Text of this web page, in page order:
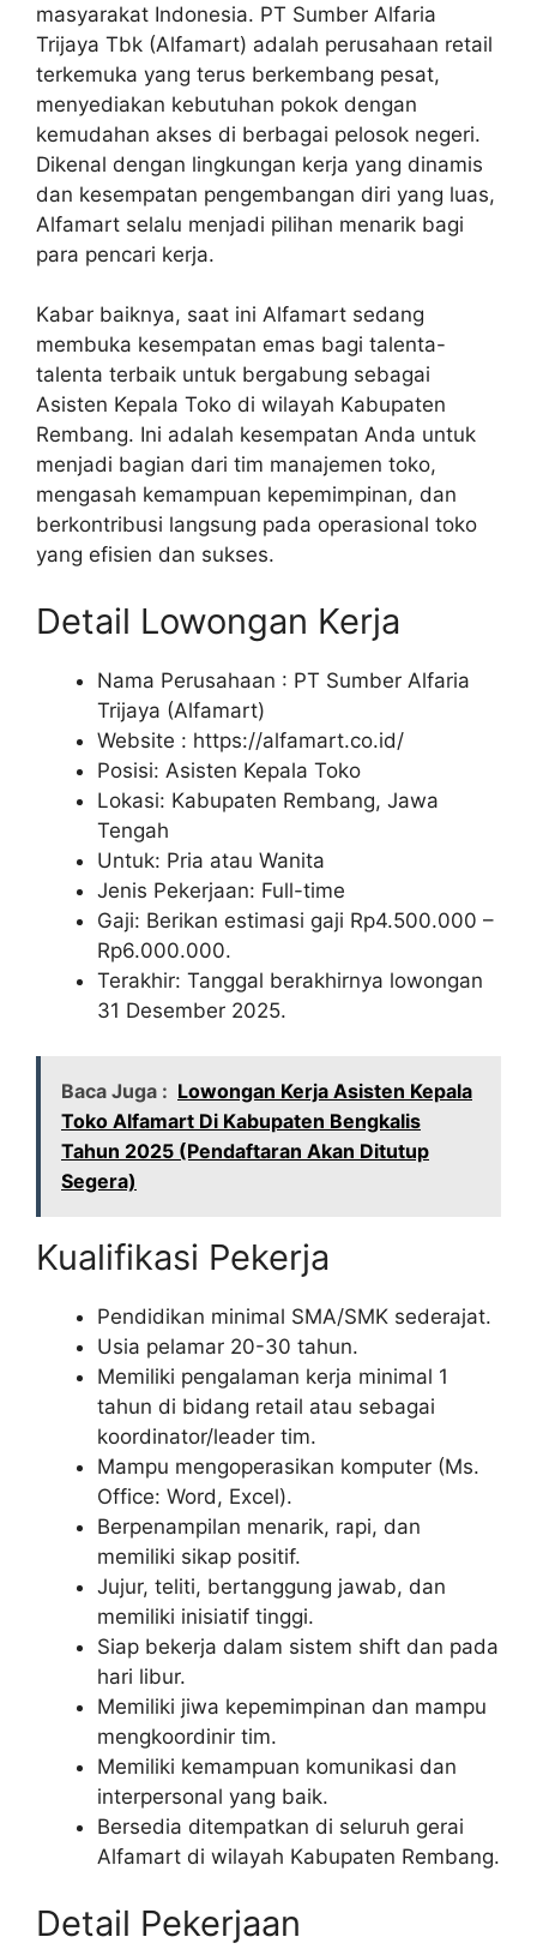
masyarakat Indonesia. PT Sumber Alfaria
Trijaya Tbk (Alfamart) adalah perusahaan retail
terkemuka yang terus berkembang pesat,
menyediakan kebutuhan pokok dengan
kemudahan akses di berbagai pelosok negeri.
Dikenal dengan lingkungan kerja yang dinamis
dan kesempatan pengembangan diri yang luas,
Alfamart selalu menjadi pilihan menarik bagi
para pencari kerja.
Kabar baiknya, saat ini Alfamart sedang
membuka kesempatan emas bagi talenta-
talenta terbaik untuk bergabung sebagai
Asisten Kepala Toko di wilayah Kabupaten
Rembang. Ini adalah kesempatan Anda untuk
menjadi bagian dari tim manajemen toko,
mengasah kemampuan kepemimpinan, dan
berkontribusi langsung pada operasional toko
yang efisien dan sukses.
Detail Lowongan Kerja
Nama Perusahaan : PT Sumber Alfaria
Trijaya (Alfamart)
Website : https://alfamart.co.id/
Posisi: Asisten Kepala Toko
Lokasi: Kabupaten Rembang, Jawa
Tengah
Untuk: Pria atau Wanita
Jenis Pekerjaan: Full-time
Gaji: Berikan estimasi gaji Rp4.500.000 –
Rp6.000.000.
Terakhir: Tanggal berakhirnya lowongan
31 Desember 2025.
Baca Juga : Lowongan Kerja Asisten Kepala
Toko Alfamart Di Kabupaten Bengkalis
Tahun 2025 (Pendaftaran Akan Ditutup
Segera)
Kualifikasi Pekerja
Pendidikan minimal SMA/SMK sederajat.
Usia pelamar 20-30 tahun.
Memiliki pengalaman kerja minimal 1
tahun di bidang retail atau sebagai
koordinator/leader tim.
Mampu mengoperasikan komputer (Ms.
Office: Word, Excel).
Berpenampilan menarik, rapi, dan
memiliki sikap positif.
Jujur, teliti, bertanggung jawab, dan
memiliki inisiatif tinggi.
Siap bekerja dalam sistem shift dan pada
hari libur.
Memiliki jiwa kepemimpinan dan mampu
mengkoordinir tim.
Memiliki kemampuan komunikasi dan
interpersonal yang baik.
Bersedia ditempatkan di seluruh gerai
Alfamart di wilayah Kabupaten Rembang.
Detail Pekerjaan